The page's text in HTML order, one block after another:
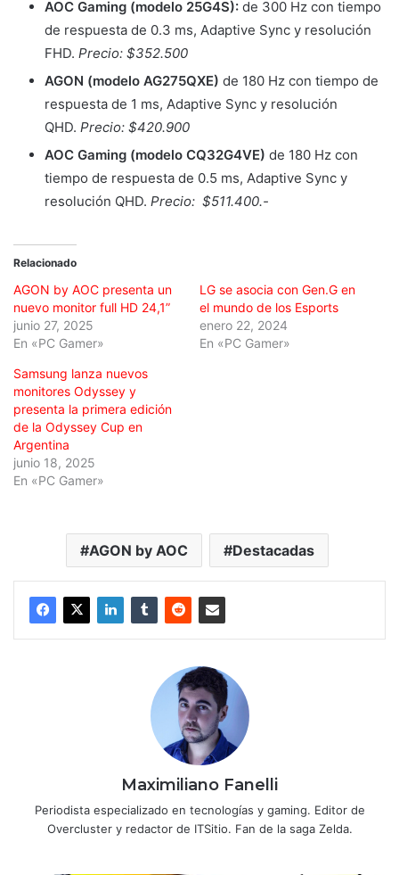
AOC Gaming (modelo 25G4S): de 300 Hz con tiempo
de respuesta de 0.3 ms, Adaptive Sync y resolución
FHD. Precio: $352.500
AGON (modelo AG275QXE) de 180 Hz con tiempo de
respuesta de 1 ms, Adaptive Sync y resolución
QHD. Precio: $420.900
AOC Gaming (modelo CQ32G4VE) de 180 Hz con
tiempo de respuesta de 0.5 ms, Adaptive Sync y
resolución QHD. Precio: $511.400.-
Relacionado
AGON by AOC presenta un
nuevo monitor full HD 24,1”
junio 27, 2025
En «PC Gamer»
LG se asocia con Gen.G en
el mundo de los Esports
enero 22, 2024
En «PC Gamer»
Samsung lanza nuevos
monitores Odyssey y
presenta la primera edición
de la Odyssey Cup en
Argentina
junio 18, 2025
En «PC Gamer»
AGON by AOC Destacadas
Maximiliano Fanelli
Periodista especializado en tecnologías y gaming. Editor de
Overcluster y redactor de ITSitio. Fan de la saga Zelda.